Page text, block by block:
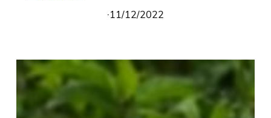
·11/12/2022